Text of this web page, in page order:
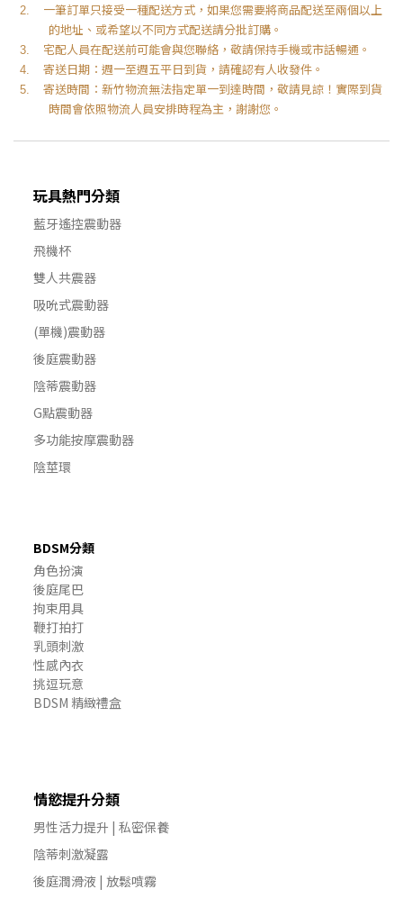
2.
一筆訂單只接受一種配送方式，如果您需要將商品配送至兩個以上
的地址、或希望以不同方式配送請分批訂購。
3. 宅配人員在配送前可能會與您聯絡，敬請保持手機或市話暢通。
4. 寄送日期：週一至週五平日到貨，請確認有人收發件。
5.
寄送時間：新竹物流無法指定單一到達時間，敬請見諒！實際到貨
時間會依照物流人員安排時程為主，謝謝您。
玩具熱門分類
藍牙遙控震動器
飛機杯
雙人共震器
吸吮式震動器
(單機)震動器
後庭震動器
陰蒂震動器
G點震動器
多功能按摩震動器
陰莖環
BDSM分類
角色扮演
後庭尾巴
拘束用具
鞭打拍打
乳頭刺激
性感內衣
挑逗玩意
BDSM 精緻禮盒
情慾提升分類
男性活力提升 | 私密保養
陰蒂刺激凝露
後庭潤滑液 | 放鬆噴霧